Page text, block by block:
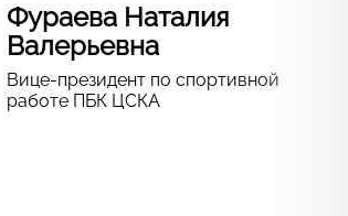
Фураева Наталия
Валерьевна
Вице-президент по спортивной
работе ПБК ЦСКА